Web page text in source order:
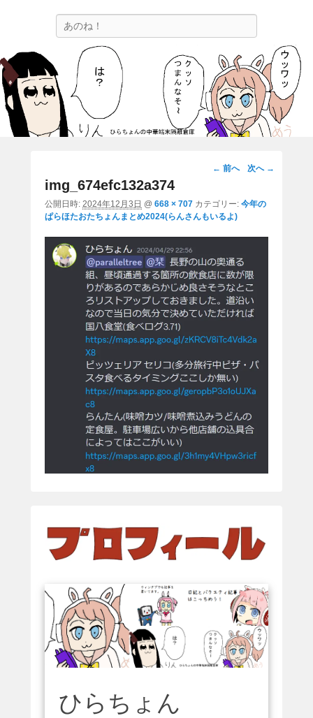
ひらちょんの中華端末隔離倉庫
ほたがページ上部にある検索バーを消してくれたサイトです。
画
ナ
ビ
シ
ョ
ン
← 前へ 次へ →
img_674efc132a374
公開日時: 2024年12月3日 @ 668 × 707 カテゴリー: 今年の
ぱらほたおたちょんまとめ2024(らんさんもいるよ)
ひらちょん